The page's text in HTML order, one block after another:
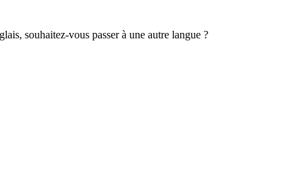
souhaitez-vous passer à une autre langue ?